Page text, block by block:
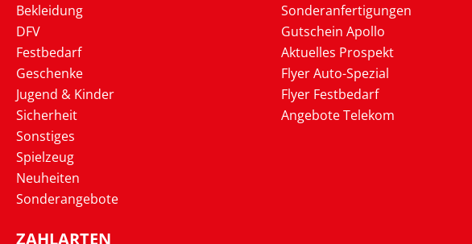
Bekleidung
DFV
Festbedarf
Geschenke
Jugend & Kinder
Sicherheit
Sonstiges
Spielzeug
Neuheiten
Sonderangebote
Sonderanfertigungen
Gutschein Apollo
Aktuelles Prospekt
Flyer Auto-Spezial
Flyer Festbedarf
Angebote Telekom
ZAHLARTEN